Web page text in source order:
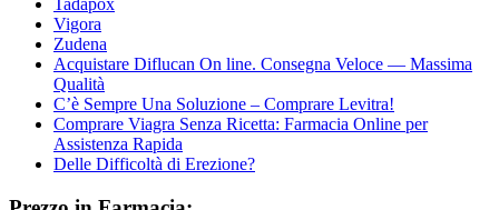
Vigora
Zudena
Acquistare Diflucan On line. Consegna Veloce — Massima
Qualità
C’è Sempre Una Soluzione – Comprare Levitra!
Comprare Viagra Senza Ricetta: Farmacia Online per
Assistenza Rapida
Delle Difficoltà di Erezione?